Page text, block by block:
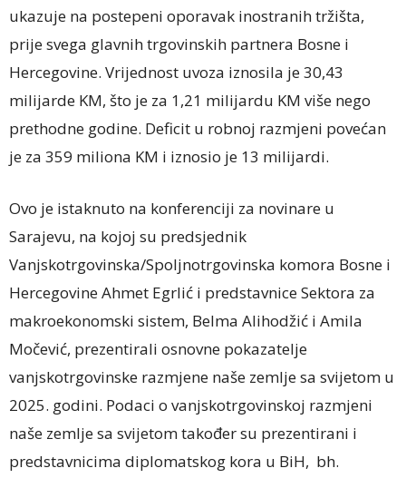
ukazuje na postepeni oporavak inostranih tržišta,
prije svega glavnih trgovinskih partnera Bosne i
Hercegovine. Vrijednost uvoza iznosila je 30,43
milijarde KM, što je za 1,21 milijardu KM više nego
prethodne godine. Deficit u robnoj razmjeni povećan
je za 359 miliona KM i iznosio je 13 milijardi.
Ovo je istaknuto na konferenciji za novinare u
Sarajevu, na kojoj su predsjednik
Vanjskotrgovinska/Spoljnotrgovinska komora Bosne i
Hercegovine Ahmet Egrlić i predstavnice Sektora za
makroekonomski sistem, Belma Alihodžić i Amila
Močević, prezentirali osnovne pokazatelje
vanjskotrgovinske razmjene naše zemlje sa svijetom u
2025. godini. Podaci o vanjskotrgovinskoj razmjeni
naše zemlje sa svijetom također su prezentirani i
predstavnicima diplomatskog kora u BiH, bh.